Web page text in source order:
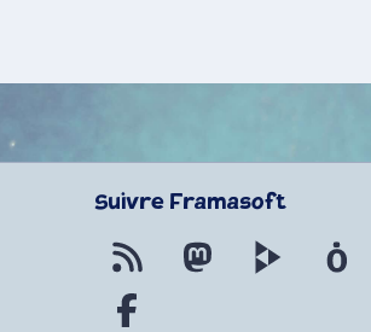
Suivre Framasoft
Flux RSS Mastodon PeerTube